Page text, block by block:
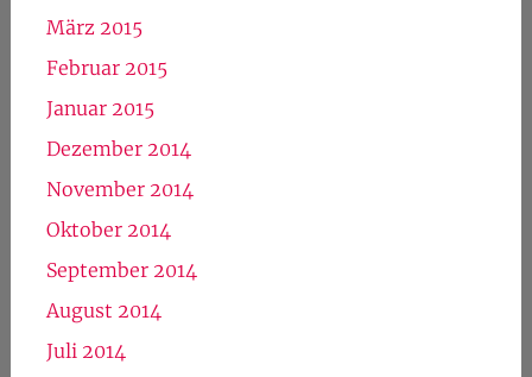
März 2015
Februar 2015
Januar 2015
Dezember 2014
November 2014
Oktober 2014
September 2014
August 2014
Juli 2014